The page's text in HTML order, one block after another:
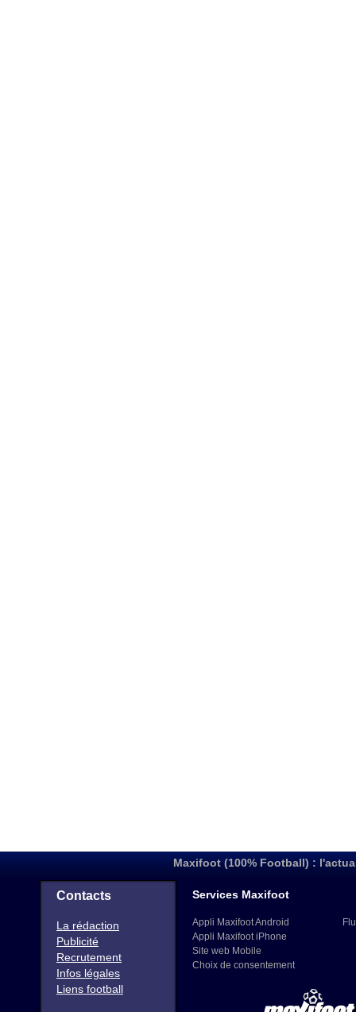
Maxifoot (100% Football) :
Contacts
La rédaction
Publicité
Recrutement
Infos légales
Liens football
Services Maxifoot
Appli Maxifoot Android
Appli Maxifoot iPhone
Site web Mobile
Choix de consentement